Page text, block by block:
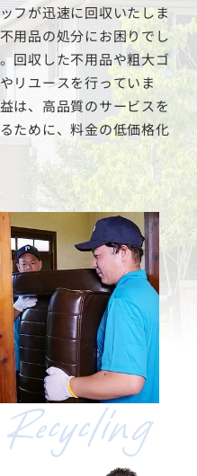
フが迅速に回収いたしま
用品の処分にお困りでし
回収した不用品や粗大ゴ
リユースを行っていま
は、高品質のサービスを
ために、料金の低価格化